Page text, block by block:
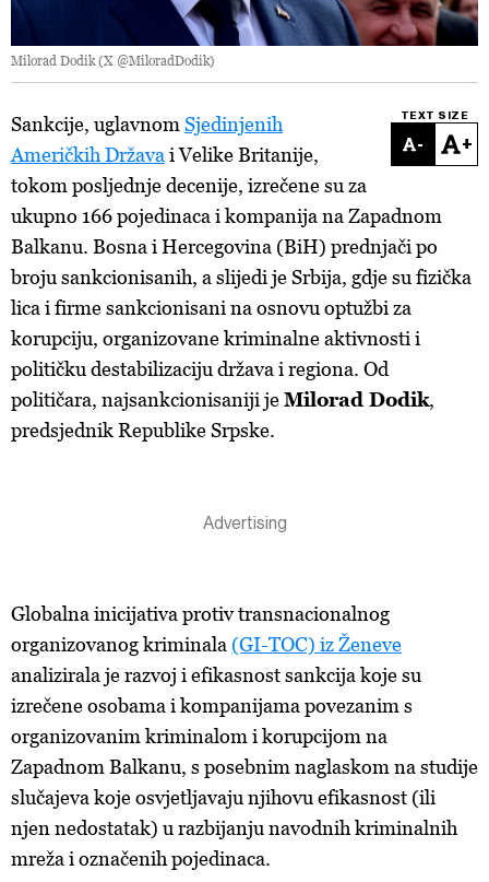
Milorad Dodik (X @MiloradDodik)
TEXT SIZE
- +
Sankcije, uglavnom Sjedinjenih
Američkih Država i Velike Britanije,
tokom posljednje decenije, izrečene su za
ukupno 166 pojedinaca i kompanija na Zapadnom
Balkanu. Bosna i Hercegovina (BiH) prednjači po
broju sankcionisanih, a slijedi je Srbija, gdje su fizička
lica i firme sankcionisani na osnovu optužbi za
korupciju, organizovane kriminalne aktivnosti i
političku destabilizaciju država i regiona. Od
političara, najsankcionisaniji jeMilorad Dodik,
predsjednik Republike Srpske.
Globalna inicijativa protiv transnacionalnog
organizovanog kriminala (GI-TOC) iz Ženeve
analizirala je razvoj i efikasnost sankcija koje su
izrečene osobama i kompanijama povezanim s
organizovanim kriminalom i korupcijom na
Zapadnom Balkanu, s posebnim naglaskom na studije
slučajeva koje osvjetljavaju njihovu efikasnost (ili
njen nedostatak) u razbijanju navodnih kriminalnih
mreža i označenih pojedinaca.